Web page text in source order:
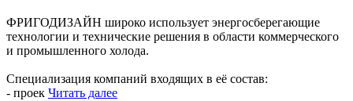
ФРИГОДИЗАЙН широко использует энергосберегающие
технологии и технические решения в области коммерческого
и промышленного холода.
Специализация компаний входящих в её состав:
- проек Читать далее